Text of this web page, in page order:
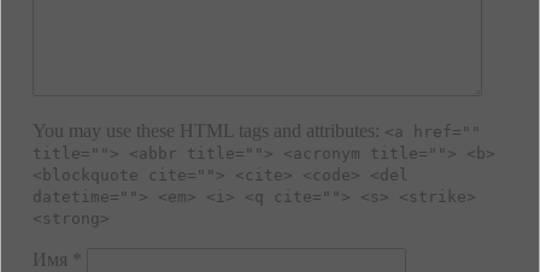
You may use these HTML tags and attributes: <a href=""
title=""> <abbr title=""> <acronym title=""> <b>
<blockquote cite=""> <cite> <code> <del
datetime=""> <em> <i> <q cite=""> <s> <strike>
<strong>
Имя